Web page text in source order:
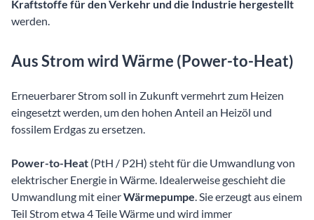
Kraftstoffe für den Verkehr und die Industrie hergestellt
werden.
Aus Strom wird Wärme (Power-to-Heat)
Erneuerbarer Strom soll in Zukunft vermehrt zum Heizen
eingesetzt werden, um den hohen Anteil an Heizöl und
fossilem Erdgas zu ersetzen.
Power-to-Heat (PtH / P2H) steht für die Umwandlung von
elektrischer Energie in Wärme. Idealerweise geschieht die
Umwandlung mit einerWärmepumpe. Sie erzeugt aus einem
Teil Strom etwa 4 Teile Wärme und wird immer